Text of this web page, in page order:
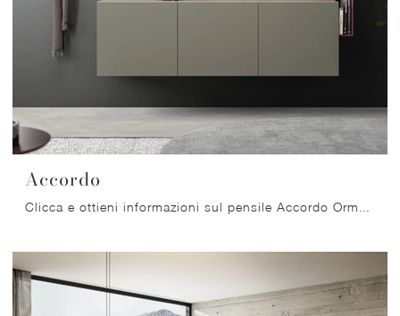
Accordo